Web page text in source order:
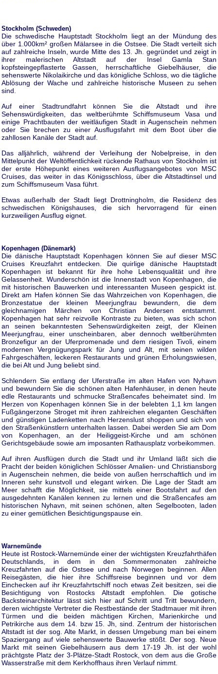
Stockholm (Schweden)
Die schwedische Hauptstadt Stockholm liegt an der Mündung des
über 1.000km² großen Mälarsee in die Ostsee. Die Stadt verteilt sich
auf zahlreiche Inseln, wurde Mitte des 13. Jh. gegründet und zeigt in
ihrer malerischen Altstadt auf der Insel Gamla Stan
kopfsteingepflasterte Gassen, herrschaftliche Giebelhäuser, die
sehenswerte Nikolaikirche und das königliche Schloss, wo die tägliche
Ablösung der Wache und zahlreiche historische Museen zu sehen
sind.
Auf einer Stadtrundfahrt können Sie die Altstadt und ihre
Sehenswürdigkeiten, das weltberühmte Schiffsmuseum Vasa und
einige Prachtbauten der weitläufigen Stadt in Augenschein nehmen
oder Sie brechen zu einer Ausflugsfahrt mit dem Boot über die
zahllosen Kanäle der Stadt auf.
Das alljährlich, während der Verleihung der Nobelpreise, in den
Mittelpunkt der Weltöffentlichkeit rückende Rathaus von Stockholm ist
der erste Höhepunkt eines weiteren Ausflugsangebotes von MSC
Cruises, das weiter in das Königsschloss, über die Altstadtinsel und
zum Schiffsmuseum Vasa führt.
Etwas außerhalb der Stadt liegt Drottningholm, die Residenz des
schwedischen Königshauses, die sich hervorragend für einen
kurzweiligen Ausflug eignet.
Kopenhagen (Dänemark)
Die dänische Hauptstadt Kopenhagen können Sie auf dieser MSC
Cruises Kreuzfahrt entdecken. Die quirlige dänische Hauptstadt
Kopenhagen ist bekannt für ihre hohe Lebensqualität und ihre
Gelassenheit. Wunderschön ist die Innenstadt von Kopenhagen, die
mit historischen Bauwerken und interessanten Museen gespickt ist.
Direkt am Hafen können Sie das Wahrzeichen von Kopenhagen, die
Bronzestatue der kleinen Meerjungfrau bewundern, die dem
gleichnamigen Märchen von Christian Andersen entstammt.
Kopenhagen hat sehr reizvolle Kontraste zu bieten, was sich schon
an seinen bekanntesten Sehenswürdigkeiten zeigt, der Kleinen
Meerjungfrau, einer unscheinbaren, aber dennoch weltberühmten
Bronzefigur an der Uferpromenade und dem riesigen Tivoli, einem
modernen Vergnügungspark für Jung und Alt, mit seinen wilden
Fahrgeschäften, leckeren Restaurants und grünen Erholungswiesen,
die bei Alt und Jung beliebt sind.
Schlendern Sie entlang der Uferstraße im alten Hafen von Nyhavn
und bewundern Sie die schönen alten Hafenhäuser, in denen heute
edle Restaurants und schmucke Straßencafes beheimatet sind. Im
Herzen von Kopenhagen können Sie in der belebten 1,1 km langen
Fußgängerzone Stroget mit ihren zahlreichen eleganten Geschäften
und günstigen Ladenketten nach Herzenslust shoppen und sich von
den Straßenkünstlern unterhalten lassen. Dabei werden Sie am Dom
von Kopenhagen, an der Heiliggeist-Kirche und am schönen
Gerichtsgebäude sowie am imposanten Rathausplatz vorbeikommen.
Auf ihren Ausflügen durch die Stadt und ihr Umland läßt sich die
Pracht der beiden königlichen Schlösser Amalien- und Christiansborg
in Augenschein nehmen, die beide von außen herrschaftlich und im
Inneren sehr kunstvoll und elegant wirken. Die Lage der Stadt am
Meer schafft die Möglichkeit, sie mittels einer Bootsfahrt auf den
ausgedehnten Kanälen kennen zu lernen und die Straßencafes am
historischen Nyhavn, mit seinen schönen, alten Segelbooten, laden
zu einer gemütlichen Besichtigungspause ein.
Warnemünde
Heute ist Rostock-Warnemünde einer der wichtigsten Kreuzfahrthäfen
Deutschlands, in dem in den Sommermonaten zahlreiche
Kreuzfahrten auf die Ostsee und nach Norwegen beginnen. Allen
Reisegästen, die hier ihre Schiffsreise beginnen und vor dem
Einchecken auf ihr Kreuzfahrtschiff noch etwas Zeit besitzen, sei die
Besichtigung von Rostocks Altstadt empfohlen. Die gotische
Backsteinarchitektur lässt sich hier auf Schritt und Tritt bewundern,
deren wichtigste Vertreter die Restbestände der Stadtmauer mit ihren
Türmen und die beiden mächtigen Kirchen, Marienkirche und
Petrikirche aus dem 14. bzw 15. Jh, sind. Zentrum der historischen
Altstadt ist der sog. Alte Markt, in dessen Umgebung man bei einem
Spaziergang auf viele sehenswerte Bauwerke stößt. Der sog. Neue
Markt mit seinen Giebelhäusern aus dem 17-19 Jh. ist der wohl
prächtgste Platz der 3-Plätze-Stadt Rostock, von dem aus die Große
Wasserstraße mit dem Kerkhoffhaus ihren Verlauf nimmt.